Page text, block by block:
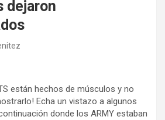
dejaron
están hechos de músculos y no
Echa un vistazo a algunos
donde los ARMY estaban